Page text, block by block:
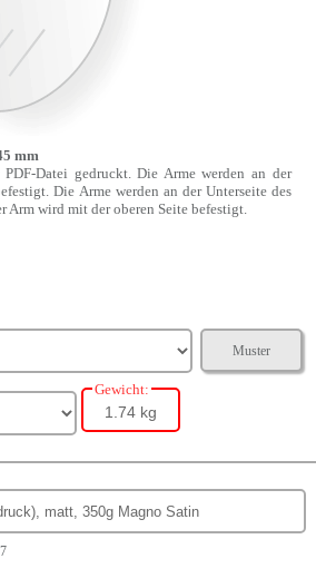
mm
Datei gedruckt. Die Arme werden an der
Die Arme werden an der Unterseite des
Arm wird mit der oberen Seite befestigt.
Muster
Gewicht:
1.74 kg